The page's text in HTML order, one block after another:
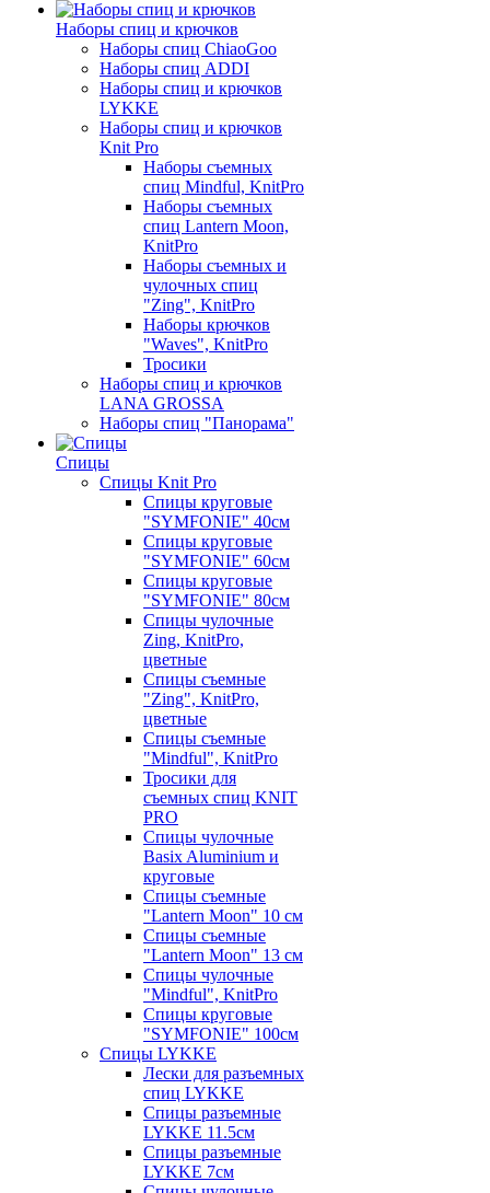
Наборы спиц и крючков
Наборы спиц ChiaoGoo
Наборы спиц ADDI
Наборы спиц и крючков
LYKKE
Наборы спиц и крючков
Knit Pro
Наборы съемных
спиц Mindful, KnitPro
Наборы съемных
спиц Lantern Moon,
KnitPro
Наборы съемных и
чулочных спиц
"Zing", KnitPro
Наборы крючков
"Waves", KnitPro
Тросики
Наборы спиц и крючков
LANA GROSSA
Наборы спиц "Панорама"
Спицы
Спицы Knit Pro
Спицы круговые
"SYMFONIE" 40см
Спицы круговые
"SYMFONIE" 60см
Спицы круговые
"SYMFONIE" 80см
Спицы чулочные
Zing, KnitPro,
цветные
Спицы съемные
"Zing", KnitPro,
цветные
Спицы съемные
"Mindful", KnitPro
Тросики для
съемных спиц KNIT
PRO
Спицы чулочные
Basix Aluminium и
круговые
Спицы съемные
"Lantern Moon" 10 см
Спицы съемные
"Lantern Moon" 13 см
Спицы чулочные
"Mindful", KnitPro
Спицы круговые
"SYMFONIE" 100см
Спицы LYKKE
Лески для разъемных
спиц LYKKE
Спицы разъемные
LYKKE 11.5см
Спицы разъемные
LYKKE 7см